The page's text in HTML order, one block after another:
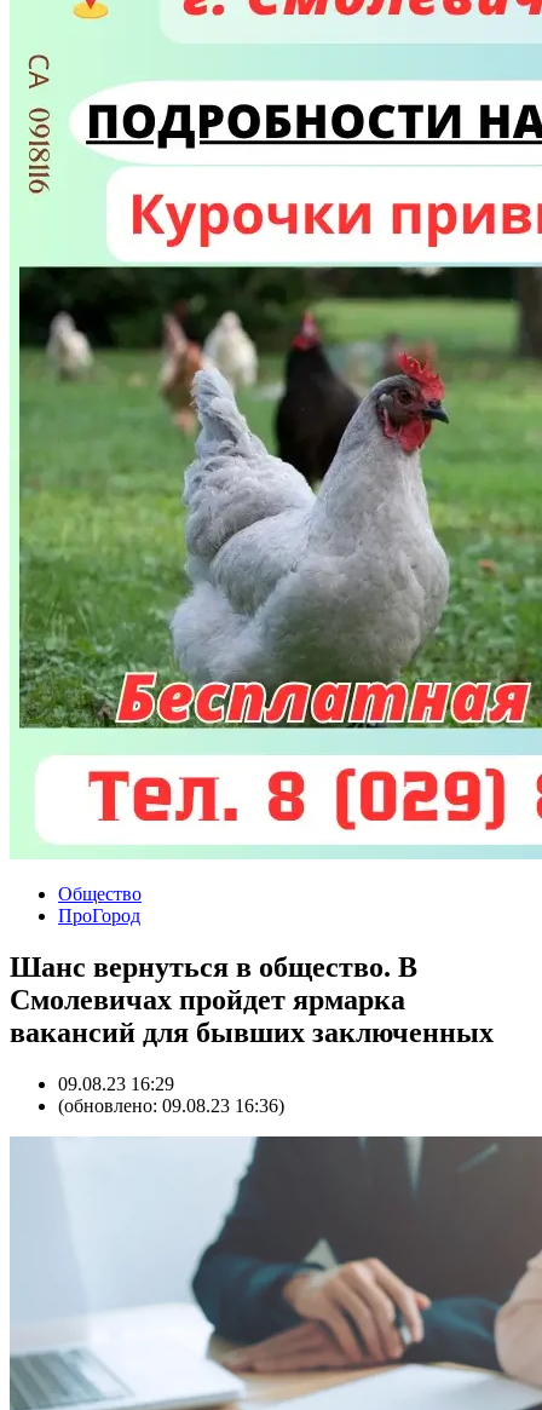
Общество
ПроГород
Шанс вернуться в общество. В
Смолевичах пройдет ярмарка
вакансий для бывших заключенных
09.08.23 16:29
(обновлено: 09.08.23 16:36)